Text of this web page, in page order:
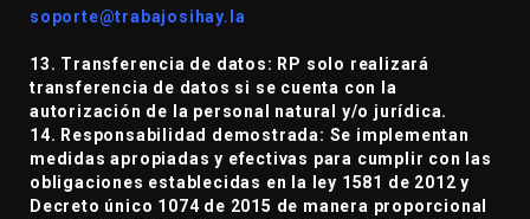
soporte@trabajosihay.la
13. Transferencia de datos: RP solo realizará
transferencia de datos si se cuenta con la
autorización de la personal natural y/o jurídica.
14. Responsabilidad demostrada: Se implementan
medidas apropiadas y efectivas para cumplir con las
obligaciones establecidas en la ley 1581 de 2012 y
Decreto único 1074 de 2015 de manera proporcional